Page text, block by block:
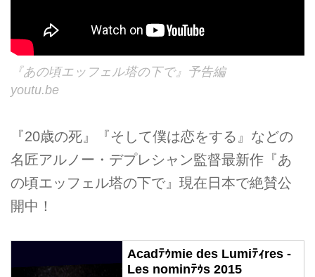
『あの頃エッフェル塔の下で』予告編
youtu.be
『20歳の死』『そして僕は恋をする』などの
名匠アルノー・デプレシャン監督最新作『あ
の頃エッフェル塔の下で』現在日本で絶賛公
開中！
Acadﾃｩmie des Lumiﾃｨres -
Les nominﾃｩs 2015